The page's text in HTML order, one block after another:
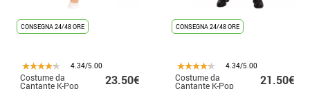
CONSEGNA 24/48 ORE
4.34/5.00
Costume da
Cantante K-Pop 23.50€
CONSEGNA 24/48 ORE
4.34/5.00
Costume da
Cantante K-Pop 21.50€